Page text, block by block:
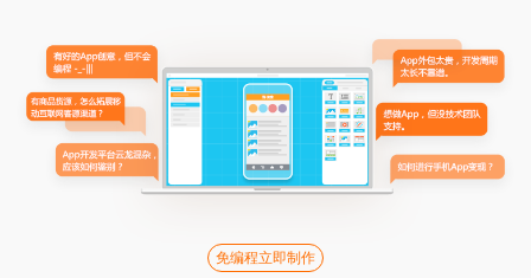
免编程立即制作